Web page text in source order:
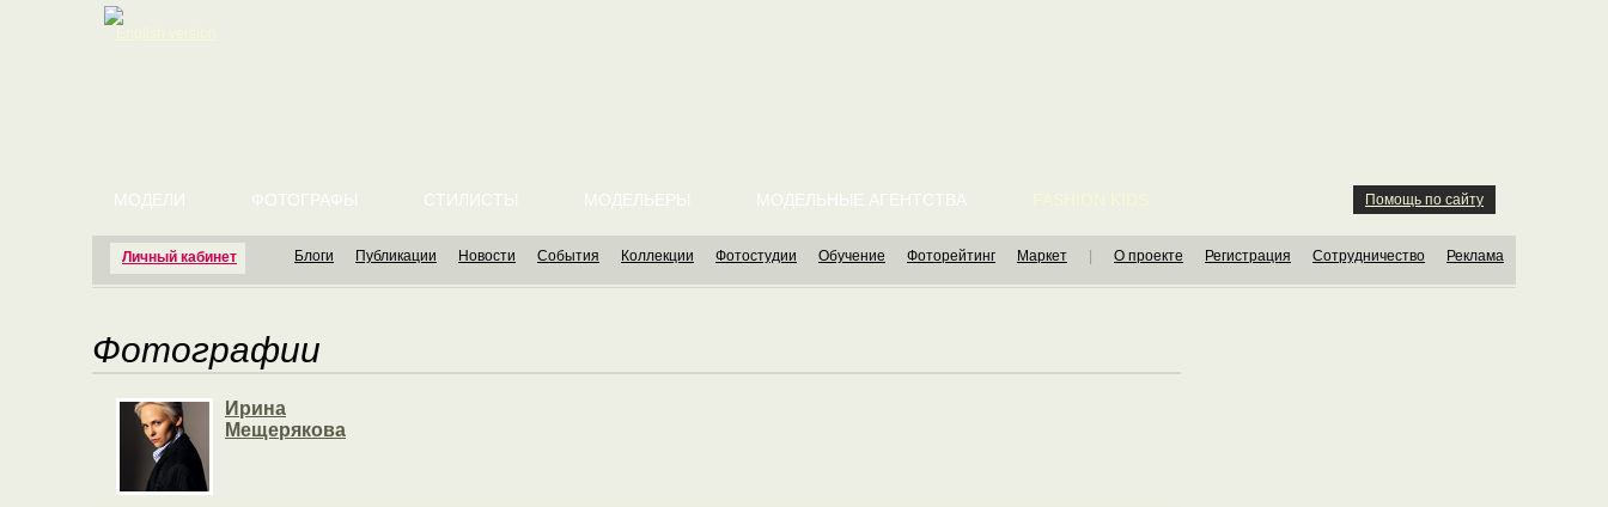
Личный кабинет
МОДЕЛИ ФОТОГРАФЫ СТИЛИСТЫ МОДЕЛЬЕРЫ МОДЕЛЬНЫЕ АГЕНТСТВА Помощь по сайту
Блоги Публикации Новости События Коллекции Фотостудии Обучение Фоторейтинг Маркет О проекте Регистрация Сотрудничество Реклама
Фотографии
Ирина
Мещерякова